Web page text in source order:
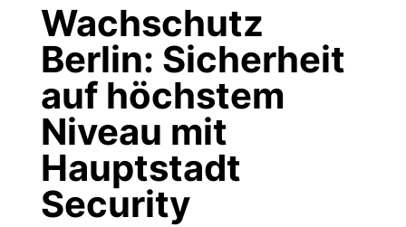
Wachschutz
Berlin: Sicherheit
auf höchstem
Niveau mit
Hauptstadt
Security